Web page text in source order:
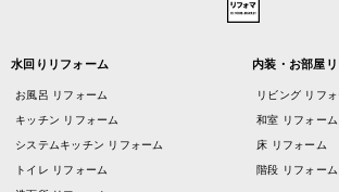
水回りリフォーム
お風呂 リフォーム
キッチン リフォーム
システムキッチン リフォーム
トイレ リフォーム
内装・お部屋
リビング リフ
和室 リフォーム
床 リフォーム
階段 リフォーム